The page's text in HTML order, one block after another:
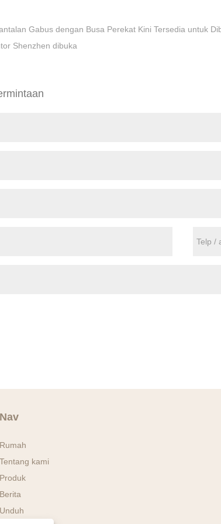
Gabus dengan Busa Perekat Kini Tersedia untuk
Shenzhen dibuka
Nav
Rumah
Tentang kami
Produk
Berita
Unduh